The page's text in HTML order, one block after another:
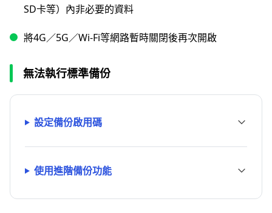
SD卡等）內非必要的資料
將4G／5G／Wi-Fi等網路暫時關閉後再次開啟
無法執行標準備份
設定備份啟用碼
使用進階備份功能